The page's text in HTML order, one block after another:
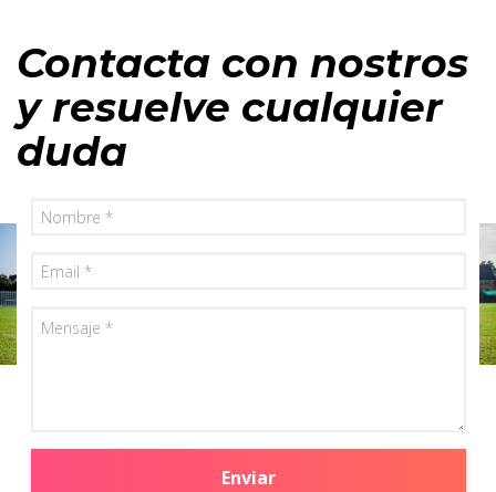
Contacta con nostros
y resuelve cualquier
duda
Enviar